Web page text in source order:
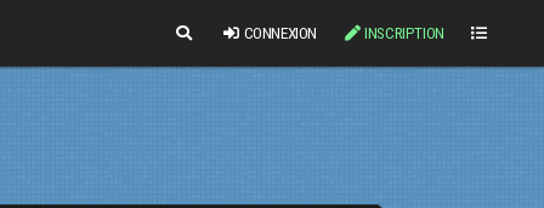
CONNEXION INSCRIPTION